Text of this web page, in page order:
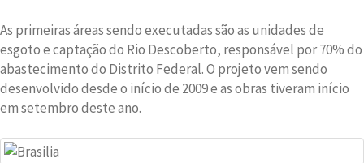
As primeiras áreas sendo executadas são as unidades de
esgoto e captação do Rio Descoberto, responsável por 70% do
abastecimento do Distrito Federal. O projeto vem sendo
desenvolvido desde o início de 2009 e as obras tiveram início
em setembro deste ano.